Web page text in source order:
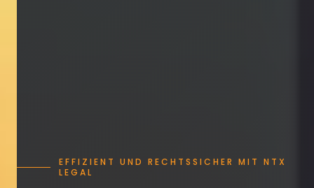
EFFIZIENT UND RECHTSSICHER MIT NTX
LEGAL